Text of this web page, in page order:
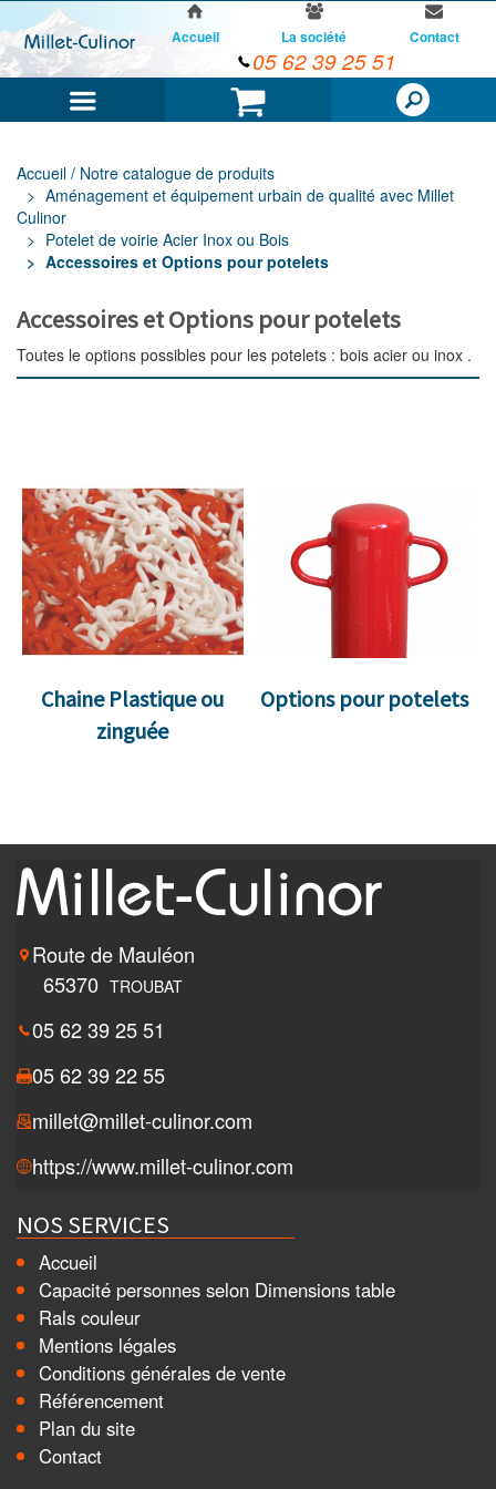
Panier
Accueil La société Contact
05 62 39 25 51
Accueil / Notre catalogue de produits
Aménagement et équipement urbain de qualité avec Millet
Culinor
Potelet de voirie Acier Inox ou Bois
Accessoires et Options pour potelets
Accessoires et Options pour potelets
Toutes le options possibles pour les potelets : bois acier ou inox .
Chaine Plastique ou
zinguée
Options pour potelets
Route de Mauléon
65370 TROUBAT
05 62 39 25 51
05 62 39 22 55
millet@millet-culinor.com
https://www.millet-culinor.com
NOS SERVICES
Accueil
Capacité personnes selon Dimensions table
Rals couleur
Mentions légales
Conditions générales de vente
Référencement
Plan du site
Contact